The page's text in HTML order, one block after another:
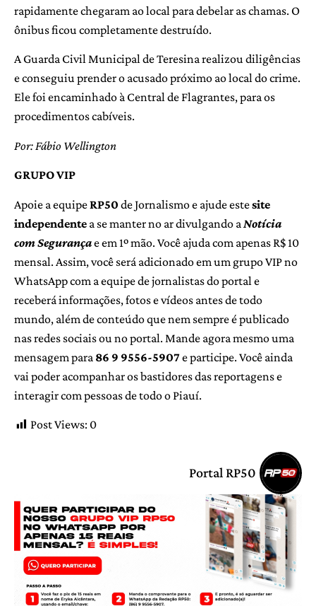
rapidamente chegaram ao local para debelar as chamas. O
ônibus ficou completamente destruído.
A Guarda Civil Municipal de Teresina realizou diligências
e conseguiu prender o acusado próximo ao local do crime.
Ele foi encaminhado à Central de Flagrantes, para os
procedimentos cabíveis.
Por: Fábio Wellington
GRUPO VIP
Apoie a equipeRP50 de Jornalismo e ajude estesite
independente a se manter no ar divulgando a Notícia
com Segurançae em 1º mão. Você ajuda com apenas R$ 10
mensal. Assim, você será adicionado em um grupo VIP no
WhatsApp com a equipe de jornalistas do portal e
receberá informações, fotos e vídeos antes de todo
mundo, além de conteúdo que nem sempre é publicado
nas redes sociais ou no portal. Mande agora mesmo uma
mensagem para 86 9 9556-5907e participe. Você ainda
vai poder acompanhar os bastidores das reportagens e
interagir com pessoas de todo o Piauí.
Post Views: 0
Portal RP50